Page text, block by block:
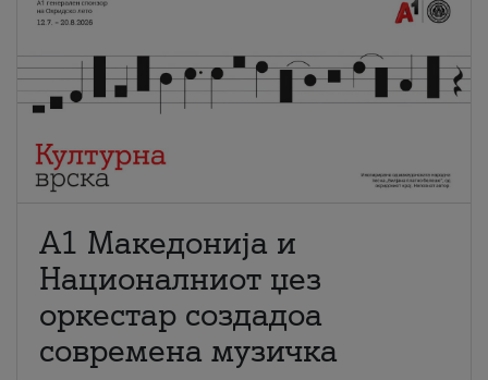
А1 Македонија и
Националниот џез
оркестар создадоа
современа музичка